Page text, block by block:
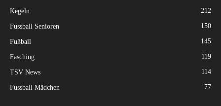
Kegeln 212
Fussball Senioren 150
Fußball 145
Fasching 119
TSV News 114
Fussball Mädchen 77